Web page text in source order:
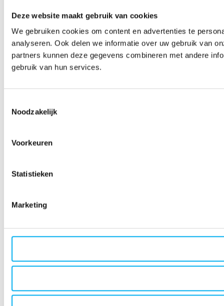
Deze website maakt gebruik van cookies
We gebruiken cookies om content en advertenties te
analyseren. Ook delen we informatie over uw gebruik van
partners kunnen deze gegevens combineren met andere
gebruik van hun services.
Noodzakelijk
Voorkeuren
Statistieken
Marketing